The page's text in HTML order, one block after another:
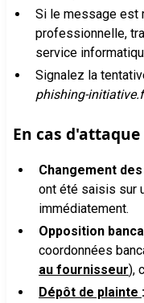
Si le message est
professionnelle,
service
Signalez la
phishing-
En cas
Changement
ont été saisis sur
immédiatement.
Opposition
coordonnées
au fournisseur),
Dépôt de plainte :